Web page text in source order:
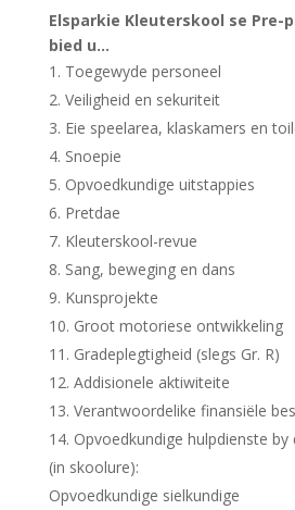
Elsparkie Kleuterskool se Pre-
bied u…
Toegewyde personeel
Veiligheid en sekuriteit
Eie speelarea, klaskamers en
Snoepie
Opvoedkundige uitstappies
Pretdae
Kleuterskool-revue
Sang, beweging en dans
Kunsprojekte
Groot motoriese ontwikkeling
Gradeplegtigheid (slegs Gr. R)
Addisionele aktiwiteite
Verantwoordelike finansiële
Opvoedkundige hulpdienste by
(in skoolure):
Opvoedkundige sielkundige